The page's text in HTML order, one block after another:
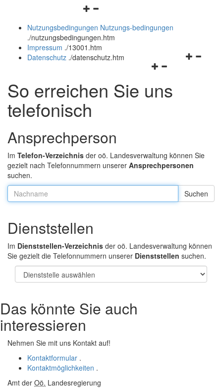
Navigationsmenü
und
schließen
Nutzungsbedingungen Nutzungs-bedingungen
./nutzungsbedingungen.htm
Impressum ./13001.htm
Navigationsmenü
und
schließen
Datenschutz ./datenschutz.htm
So erreichen Sie uns
telefonisch
Ansprechperson
Im Telefon-Verzeichnis der oö. Landesverwaltung können Sie
gezielt nach Telefonnummern unserer Ansprechpersonen
suchen.
Nachname:
Dienststellen
Im Dienststellen-Verzeichnis der oö. Landesverwaltung können
Sie gezielt die Telefonnummern unserer Dienststellen suchen.
Das könnte Sie auch
interessieren
Nehmen Sie mit uns Kontakt auf!
Kontaktformular .
Kontaktmöglichkeiten .
Amt der Oö. Landesregierung